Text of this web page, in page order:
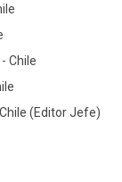
Chile
(Editor Jefe)